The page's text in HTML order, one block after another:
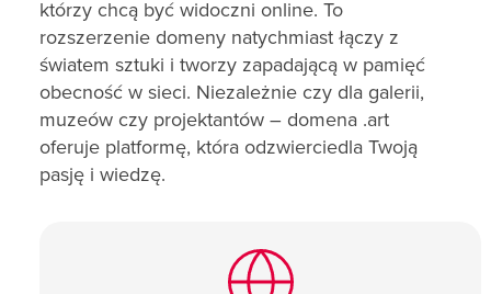
którzy chcą być widoczni online. To
rozszerzenie domeny natychmiast łączy z
światem sztuki i tworzy zapadającą w pamięć
obecność w sieci. Niezależnie czy dla galerii,
muzeów czy projektantów – domena .art
oferuje platformę, która odzwierciedla Twoją
pasję i wiedzę.